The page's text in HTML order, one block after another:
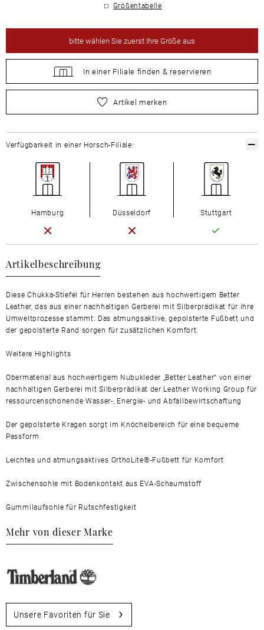
Größentabelle
bittewählen Sie zuerst Ihre Größe aus
In einer Filiale finden & reservieren
wählen Sie zuerst Ihre Größe aus
Artikel merken
Artikelbeschreibung
Diese Chukka-Stiefel für Herren bestehen aus hochwertigem Better
Leather, das aus einer nachhaltigen Gerberei mit Silberprädikat für ihre
Umweltprozesse stammt. Das atmungsaktive, gepolsterte Fußbett und
der gepolsterte Rand sorgen für zusätzlichen Komfort.
Weitere Highlights
Obermaterial aus hochwertigem Nubukleder „Better Leather“ von einer
nachhaltigen Gerberei mit Silberprädikat der Leather Working Group für
ressourcenschonende Wasser-, Energie- und Abfallbewirtschaftung
Der gepolsterte Kragen sorgt im Knöchelbereich für eine bequeme
Passform
Leichtes und atmungsaktives OrthoLite®-Fußbett für Komfort
Zwischensohle mit Bodenkontakt aus EVA-Schaumstoff
Gummilaufsohle für Rutschfestigkeit
Mehr von dieser Marke
Unsere Favoriten für Sie
Verfügbarkeit in einer Horsch-Filiale:
Hamburg Düsseldorf Stuttgart